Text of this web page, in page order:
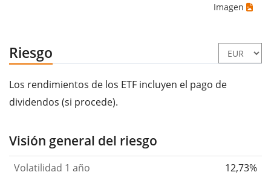
Imagen
Riesgo
Los rendimientos de los ETF incluyen el pago de
dividendos (si procede).
Visión general del riesgo
Volatilidad 1 año
12,73%